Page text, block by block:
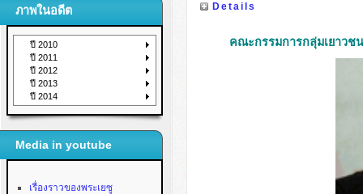
ภาพในอดีต
ปี 2010
ปี 2011
ปี 2012
ปี 2013
ปี 2014
Media in youtube
เรื่องราวของพระเยซู
Details
คณะกรรมการกลุ่มเยาวช